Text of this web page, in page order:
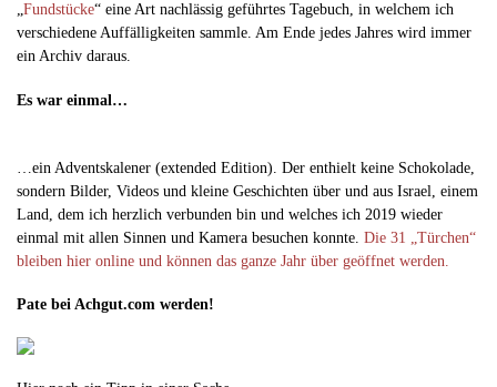
„Fundstücke“ eine Art nachlässig geführtes Tagebuch, in welchem ich
verschiedene Auffälligkeiten sammle. Am Ende jedes Jahres wird immer
ein Archiv daraus.
Es war einmal…
…ein Adventskalener (extended Edition). Der enthielt keine Schokolade,
sondern Bilder, Videos und kleine Geschichten über und aus Israel, einem
Land, dem ich herzlich verbunden bin und welches ich 2019 wieder
einmal mit allen Sinnen und Kamera besuchen konnte. Die 31 „Türchen“
bleiben hier online und können das ganze Jahr über geöffnet werden.
Pate bei Achgut.com werden!